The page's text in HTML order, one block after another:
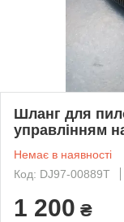
Шланг для
управлінням
Немає в наявності
Код: DJ97-00889T
1 200 ₴